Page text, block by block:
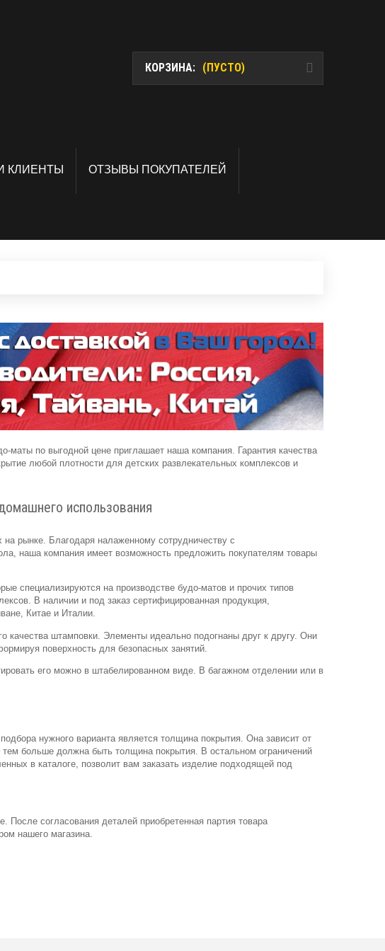
КЛИЕНТЫ ОТЗЫВЫ ПОКУПАТЕЛЕЙ
КОРЗИНА: (ПУСТО)
маты по выгодной цене приглашает наша компания. Гарантия качества
любой плотности для детских развлекательных комплексов и
использования
рынке. Благодаря налаженному сотрудничеству с
наша компания имеет возможность предложить покупателям товары
специализируются на производстве будо-матов и прочих типов
В наличии и под заказ сертифицированная продукция,
Китае и Италии.
качества штамповки. Элементы идеально подогнаны друг к другу. Они
поверхность для безопасных занятий.
его можно в штабелированном виде. В багажном отделении или в
нужного варианта является толщина покрытия. Она зависит от
больше должна быть толщина покрытия. В остальном ограничений
в каталоге, позволит вам заказать изделие подходящей под
согласования деталей приобретенная партия товара
нашего магазина.